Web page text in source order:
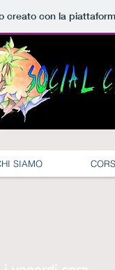
creato con la
SIAMO